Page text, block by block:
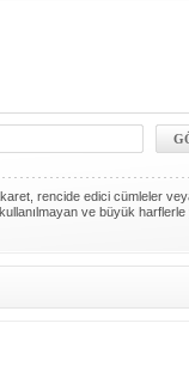
rencide edici cümleler
ve büyük harflerle